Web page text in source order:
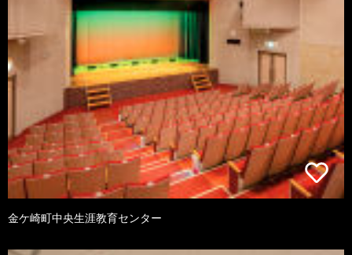
金ケ崎町中央生涯教育センター